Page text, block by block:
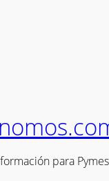
para